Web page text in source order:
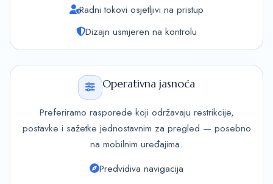
Radni tokovi osjetljivi na pristup
Dizajn usmjeren na kontrolu
Operativna jasnoća
Preferiramo rasporede koji održavaju restrikcije,
postavke i sažetke jednostavnim za pregled — posebno
na mobilnim uređajima.
Predvidiva navigacija